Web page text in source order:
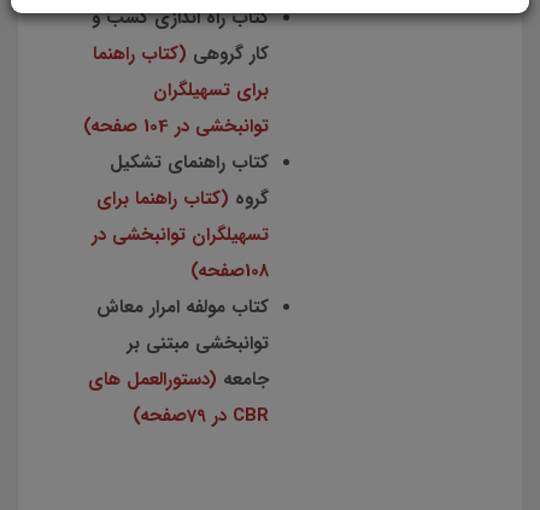
کتاب راه اندازی کسب و
کار گروهی (کتاب راهنما
برای تسهیلگران
توانبخشی در 104 صفحه)
کتاب راهنمای تشکیل
گروه (کتاب راهنما برای
تسهیلگران توانبخشی در
108صفحه)
کتاب مولفه امرار معاش
توانبخشی مبتنی بر
جامعه (دستورالعمل های
CBR در 79صفحه)